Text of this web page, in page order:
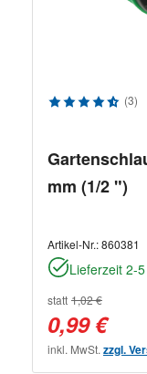
(3)
mm (1/2 ")
Artikel-Nr.:860381
Lieferzeit 2-
statt 1,02 €
0,99 €
inkl. MwSt. zzgl.